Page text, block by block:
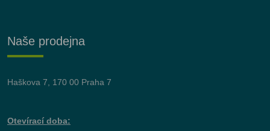
Naše prodejna
Haškova 7, 170 00 Praha 7
Otevírací doba: